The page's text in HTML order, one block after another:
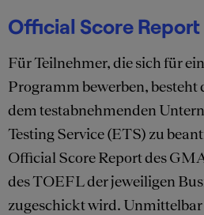
Official Score Report
Für Teilnehmer, die sich für
Programm bewerben, besteht
dem testabnehmenden
Testing Service (ETS) zu
Official Score Report des
des TOEFL der jeweiligen
zugeschickt wird. Unmittelbar